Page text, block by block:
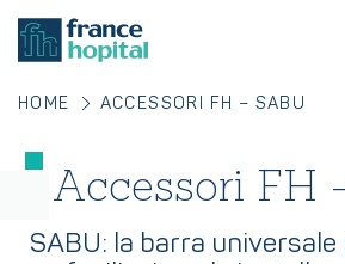
HOME ACCESSORI FH – SABU
Accessori FH
SABU: la barra